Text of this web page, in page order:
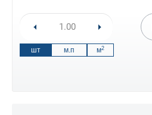
шт м.п м2